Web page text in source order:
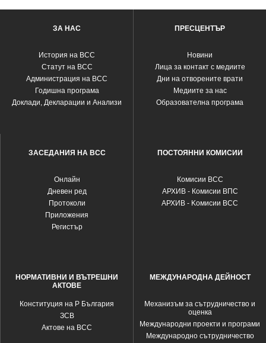
ЗА НАС
История на ВСС
Статут на ВСС
Администрация на ВСС
Годишна програма
Доклади, Декларации и Анализи
ПРЕСЦЕНТЪР
Новини
Лица за контакт с медиите
Дни на отворените врати
Медиите за нас
Образователна програма
ЗАСЕДАНИЯ НА ВСС
Oнлайн
Дневен ред
Протоколи
Приложения
Регистър
ПОСТОЯННИ КОМИСИИ
Комисии ВСС
АРХИВ - Комисии ВПС
АРХИВ - Kомисии ВСС
НОРМАТИВНИ И ВЪТРЕШНИ
АКТОВЕ
Конституция на Р България
ЗСВ
Актове на ВСС
МЕЖДУНАРОДНА ДЕЙНОСТ
Механизъм за сътрудничество и
оценка
Международни проекти и програми
Международно сътрудничество